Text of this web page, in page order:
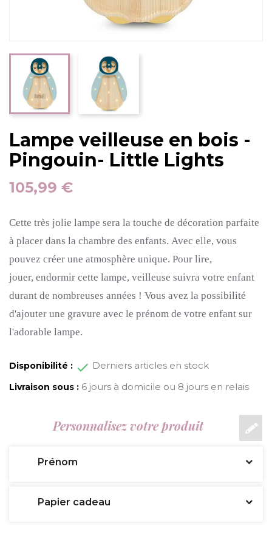
Lampe veilleuse en bois -
Pingouin- Little Lights
105,99 €
Cette très jolie lampe sera la touche de décoration parfaite
à placer dans la chambre des enfants. Avec elle, vous
pouvez créer une atmosphère unique. Pour lire,
jouer, endormir cette lampe, veilleuse suivra votre enfant
durant de nombreuses années ! Vous avez la possibilité
d'ajouter une gravure avec le prénom de votre enfant sur
l'adorable lampe.
Disponibilité : Derniers articles en stock
Livraison sous : 6 jours à domicile ou 8 jours en relais
Personnalisez votre produit
Prénom
Papier cadeau